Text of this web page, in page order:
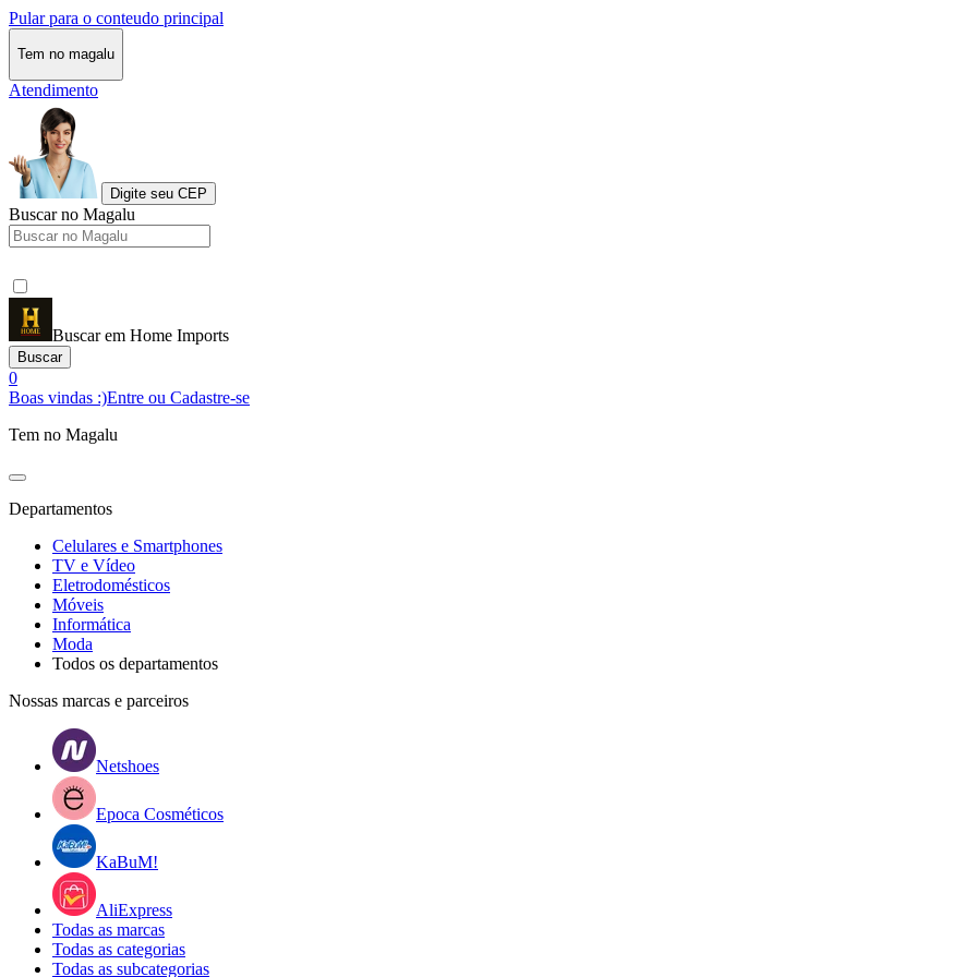
Pular para o conteudo principal
Tem no magalu
Atendimento
Digite seu CEP
Buscar no Magalu
Buscar em Home Imports
Buscar
0
Boas vindas :)Entre ou Cadastre-se
Tem no Magalu
Departamentos
Celulares e Smartphones
TV e Vídeo
Eletrodomésticos
Móveis
Informática
Moda
Todos os departamentos
Nossas marcas e parceiros
Netshoes
Epoca Cosméticos
KaBuM!
AliExpress
Todas as marcas
Todas as categorias
Todas as subcategorias